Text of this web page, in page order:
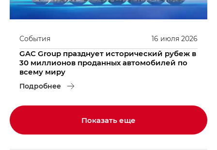
16 июля 2026
События
GAC Group празднует исторический рубеж в
30 миллионов проданных автомобилей по
всему миру
Подробнее
Показать еще